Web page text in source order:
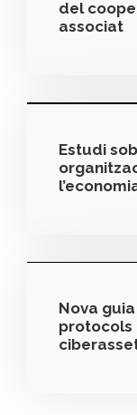
del
associat
Estudi
Nova
protocols